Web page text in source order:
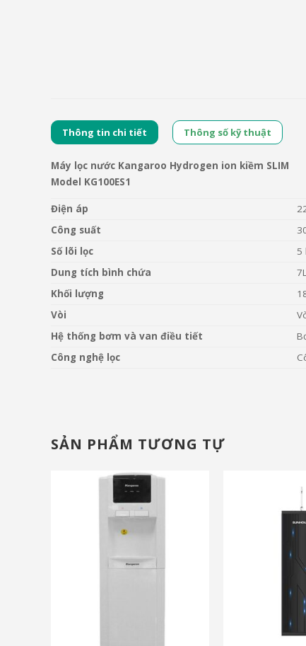
Thông tin chi tiết Thông số kỹ thuật
Máy lọc nước Kangaroo Hydrogen ion kiềm SLIM
Model KG100ES1
Điện áp
Công suất
Số lõi lọc
5
Dung tích bình chứa
Khối lượng
Vòi
Hệ thống bơm và van điều tiết
Công nghệ lọc
SẢN PHẨM TƯƠNG TỰ
và nhiều ưu đãi